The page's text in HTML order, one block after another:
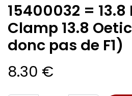
15400032 = 13.8
Clamp 13.8
donc pas de F1)
8.30 €